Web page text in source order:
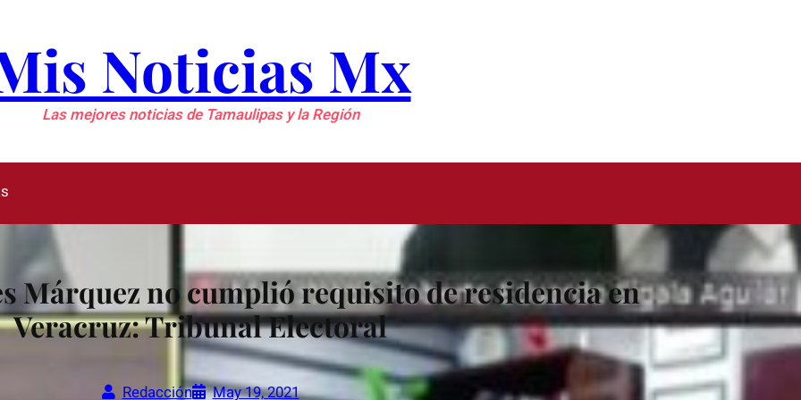
Noticias Mx
Las mejores noticias de Tamaulipas y la Región
Márquez no cumplió requisito de residencia en
Veracruz: Tribunal Electoral
Redacción May 19, 2021